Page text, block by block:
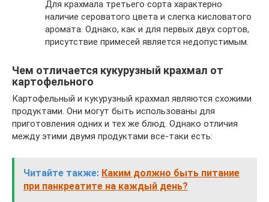
Для крахмала третьего сорта характерно
наличие сероватого цвета и слегка кисловатого
аромата. Однако, как и для первых двух сортов,
присутствие примесей является недопустимым.
Чем отличается кукурузный крахмал от
картофельного
Картофельный и кукурузный крахмал являются схожими
продуктами. Они могут быть использованы для
приготовления одних и тех же блюд. Однако отличия
между этими двумя продуктами все-таки есть:
Читайте также: Каким должно быть питание
при панкреатите на каждый день?